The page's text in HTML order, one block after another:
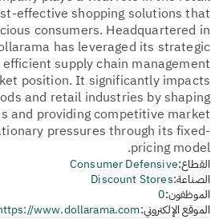
effective shopping solutions that
consumers. Headquartered in
has leveraged its strategic
supply chain management
position. It significantly impacts
and retail industries by shaping
and providing competitive market
pressures through its fixed-
pricing model.
القطاع:Consumer Defensive
الصناعة:Discount Stores
الموظفون:0
الموقع الإلكتروني:www.dollarama.com